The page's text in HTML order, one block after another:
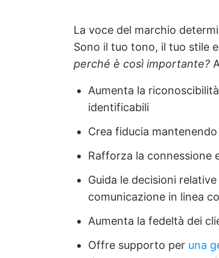
La voce del marchio
Sono il tuo tono, il tuo stile
perché è così importante?
Aumenta la
identificabili
Crea fiducia
Rafforza la connessione
Guida le decisioni
comunicazione in linea
Aumenta la fedeltà dei
Offre supporto per una